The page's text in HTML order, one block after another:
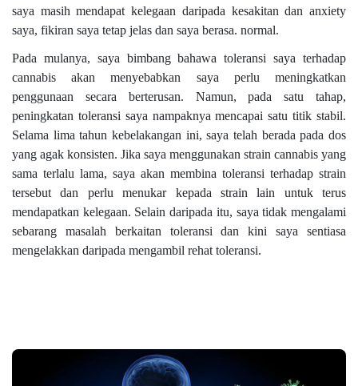
saya masih mendapat kelegaan daripada kesakitan dan anxiety
saya, fikiran saya tetap jelas dan saya berasa. normal.
Pada mulanya, saya bimbang bahawa toleransi saya terhadap
cannabis akan menyebabkan saya perlu meningkatkan
penggunaan secara berterusan. Namun, pada satu tahap,
peningkatan toleransi saya nampaknya mencapai satu titik stabil.
Selama lima tahun kebelakangan ini, saya telah berada pada dos
yang agak konsisten. Jika saya menggunakan strain cannabis yang
sama terlalu lama, saya akan membina toleransi terhadap strain
tersebut dan perlu menukar kepada strain lain untuk terus
mendapatkan kelegaan. Selain daripada itu, saya tidak mengalami
sebarang masalah berkaitan toleransi dan kini saya sentiasa
mengelakkan daripada mengambil rehat toleransi.